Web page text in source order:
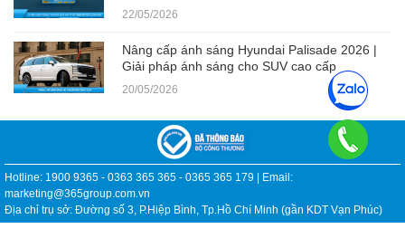
22/05/2026
Nâng cấp ánh sáng Hyundai Palisade 2026 |
Giải pháp ánh sáng cho SUV cao cấp
20/05/2026
Hotline: 1900 9365 - 0363 365 365 - 0365 365 179 | Email:
marketing@365group.com.vn
Địa chỉ trụ sở: Đường số 3, P.Hiệp Bình, Tp.Hồ Chí Minh (gần KDT Vạn Phúc)